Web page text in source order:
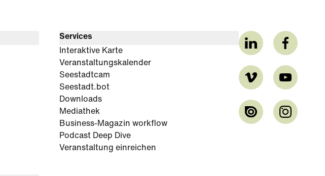
Services
Interaktive Karte
Veranstaltungskalender
Seestadtcam
Seestadt.bot
Downloads
Mediathek
Business-Magazin workflow
Podcast Deep Dive
Veranstaltung einreichen